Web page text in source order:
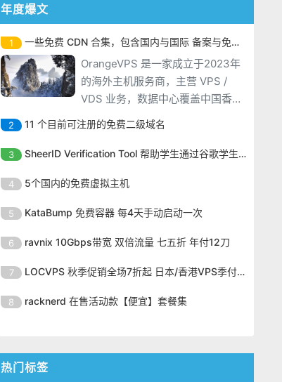
年度爆文
1 一些免费 CDN 合集，包含国内与国际 备案与免备案
OrangeVPS 是一家成立于2023年
的海外主机服务商，主营 VPS /
VDS 业务，数据中心覆盖中国香
港、新加坡、日本、美国堪萨斯与
洛杉矶等多个地区。其 VPS 产品基
于 KVM 虚拟化架构，配备 NVMe
国两大系列。亚洲 VPS 月付低至 6
2 11 个目前可注册的免费二级域名
OrangeVPS 是一家成立于2023年
的海外主机服务商，主营 VPS /
VDS 业务，数据中心覆盖中国香
洛杉矶等多个地区。其 VPS 产品基
SSD 固态硬盘，主要分为亚洲和美
国两大系列。亚洲 VPS 月付低至 6
3 SheerID Verification Tool 帮助学生通过谷歌学生计划免费获得 Gemini Advanced
OrangeVPS 是一家成立于2023年
的海外主机服务商，主营 VPS /
VDS 业务，数据中心覆盖中国香
洛杉矶等多个地区。其 VPS 产品基
SSD 固态硬盘，主要分为亚洲和美
国两大系列。亚洲 VPS 月付低至 6
4 5个国内的免费虚拟主机
OrangeVPS 是一家成立于2023年
的海外主机服务商，主营 VPS /
VDS 业务，数据中心覆盖中国香
洛杉矶等多个地区。其 VPS 产品基
SSD 固态硬盘，主要分为亚洲和美
5 KataBump 免费容器 每4天手动启动一次
OrangeVPS 是一家成立于2023年
的海外主机服务商，主营 VPS /
VDS 业务，数据中心覆盖中国香
洛杉矶等多个地区。其 VPS 产品基
国两大系列。亚洲 VPS 月付低至 6
6 ravnix 10Gbps带宽 双倍流量 七五折 年付12刀
OrangeVPS 是一家成立于2023年
的海外主机服务商，主营 VPS /
VDS 业务，数据中心覆盖中国香
于 KVM 虚拟化架构，配备 NVMe
7 LOCVPS 秋季促销全场7折起 日本/香港VPS季付63元
OrangeVPS 是一家成立于2023年
的海外主机服务商，主营 VPS /
8 racknerd 在售活动款【便宜】套餐集
VDS 业务，数据中心覆盖中国香
热门标签